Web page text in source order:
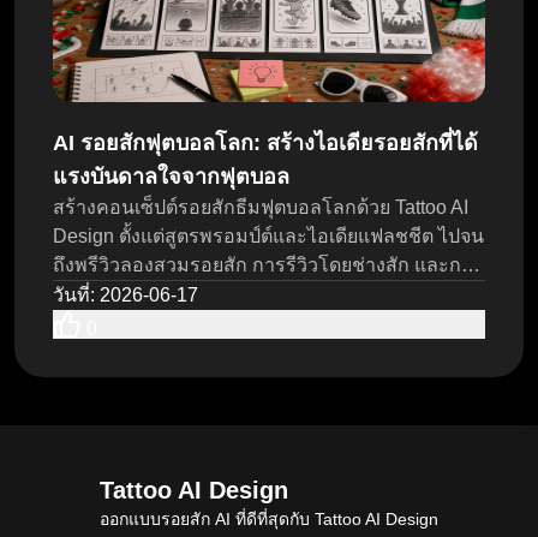
AI รอยสักฟุตบอลโลก: สร้างไอเดียรอยสักที่ได้
แรงบันดาลใจจากฟุตบอล
สร้างคอนเซ็ปต์รอยสักธีมฟุตบอลโลกด้วย Tattoo AI
Design ตั้งแต่สูตรพรอมป์ต์และไอเดียแฟลชชีต ไปจน
ถึงพรีวิวลองสวมรอยสัก การรีวิวโดยช่างสัก และการ
ตรวจสอบสิทธิ์
วันที่: 2026-06-17
Tattoo AI Design
ออกแบบรอยสัก AI ที่ดีที่สุดกับ Tattoo AI Design